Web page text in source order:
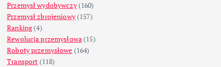
Przemysł wydobywczy(160)
Przemysł zbrojeniowy(157)
Ranking(4)
Rewolucja przemysłowa (15)
Roboty przemysłowe (164)
Transport (118)